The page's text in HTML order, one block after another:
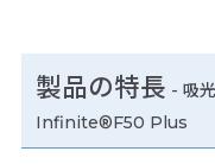
製品の特長 - 吸
Infinite®F50 Plus